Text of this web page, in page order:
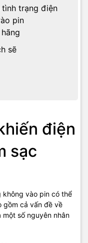
tình trạng điện
pin
sẽ
điện
sạc
không vào pin có thể
gồm cả vấn đề về
một số nguyên nhân